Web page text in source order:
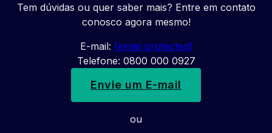
Tem dúvidas ou quer saber mais? Entre em contato
conosco agora mesmo!
E-mail: [email protected]
Telefone: 0800 000 0927
Envie um E-mail
ou